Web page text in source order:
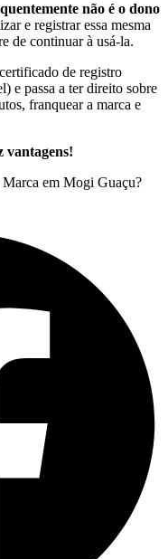
não é o dono
e registrar essa mesma
de continuar à usá-la.
de registro
e passa a ter direito sobre
franquear a marca e
vantagens!
Marca em Mogi Guaçu?